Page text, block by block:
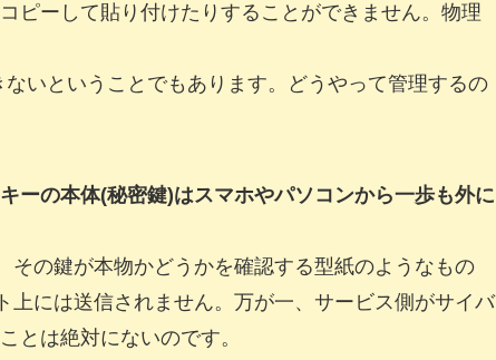
ピーして貼り付けたりすることができません。物理
いということでもあります。どうやって管理するの
ーの本体(秘密鍵)はスマホやパソコンから一歩も外に
その鍵が本物かどうかを確認する型紙のようなもの
上には送信されません。万が一、サービス側がサイバ
とは絶対にないのです。